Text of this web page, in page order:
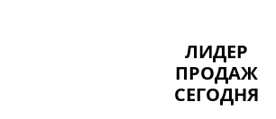
ЛИДЕР
ПРОДАЖ
СЕГОДНЯ